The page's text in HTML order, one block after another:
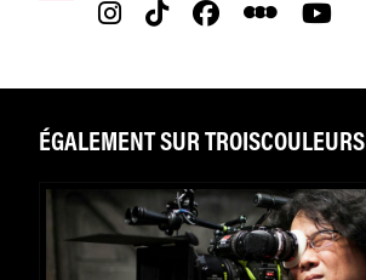
ÉGALEMENT SUR TROISCOULEURS